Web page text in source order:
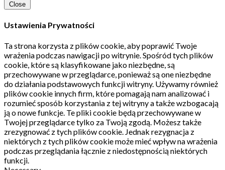
Close
Ustawienia Prywatności
Ta strona korzysta z plików cookie, aby poprawić Twoje
wrażenia podczas nawigacji po witrynie. Spośród tych plików
cookie, które są klasyfikowane jako niezbędne, są
przechowywane w przeglądarce, ponieważ są one niezbędne
do działania podstawowych funkcji witryny. Używamy również
plików cookie innych firm, które pomagają nam analizować i
rozumieć sposób korzystania z tej witryny a także wzbogacają
ją o nowe funkcje. Te pliki cookie będą przechowywane w
Twojej przeglądarce tylko za Twoją zgodą. Możesz także
zrezygnować z tych plików cookie. Jednak rezygnacja z
niektórych z tych plików cookie może mieć wpływ na wrażenia
podczas przeglądania łącznie z niedostępnością niektórych
funkcji.